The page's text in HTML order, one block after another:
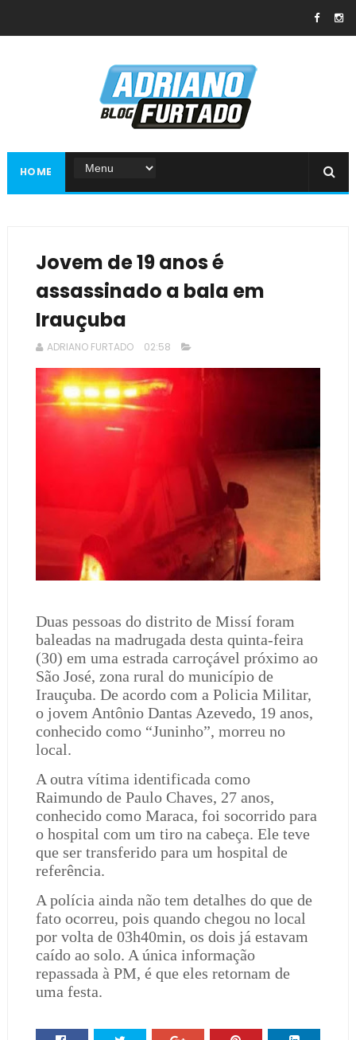
HOME
Jovem de 19 anos é
assassinado a bala em
Irauçuba
ADRIANO FURTADO 02:58
Duas pessoas do distrito de Missí foram
baleadas na madrugada desta quinta-feira
(30) em uma estrada carroçável próximo ao
São José, zona rural do município de
Irauçuba. De acordo com a Policia Militar,
o jovem Antônio Dantas Azevedo, 19 anos,
conhecido como “Juninho”, morreu no
local.
A outra vítima identificada como
Raimundo de Paulo Chaves, 27 anos,
conhecido como Maraca, foi socorrido para
o hospital com um tiro na cabeça. Ele teve
que ser transferido para um hospital de
referência.
A polícia ainda não tem detalhes do que de
fato ocorreu, pois quando chegou no local
por volta de 03h40min, os dois já estavam
caído ao solo. A única informação
repassada à PM, é que eles retornam de
uma festa.